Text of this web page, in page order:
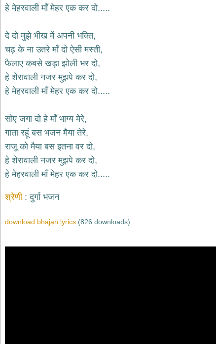
जैन
jain
bhajans
दुर्गा
भजन
durga
bhajans
ganesh
bhajans
राम
भजन
raam
भजन
miscellaneous
हे मेहरवाली माँ मेहर एक कर दो.....
दे दो मुझे भीख में अपनी भक्ति,
चढ़ के ना उतरे माँ दो ऐसी मस्ती,
फैलाए कबसे खड़ा झोली भर दो,
हे शेरावाली नजर मुझपे कर दो,
हे मेहरवाली माँ मेहर एक कर दो.....
सोए जगा दो हे माँ भाग्य मेरे,
गाता रहूं बस भजन मैया तेरे,
राजू को मैया बस इतना वर दो,
हे शेरावाली नजर मुझपे कर दो,
हे मेहरवाली माँ मेहर एक कर दो.....
श्रेणी दुर्गा भजन
download bhajan lyrics (826 downloads)